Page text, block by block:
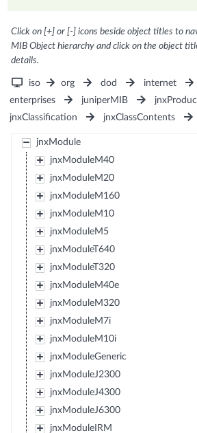
Click on [+] or [-] icons beside object titles to
MIB Object hierarchy and click on the object
details.
iso org dod internet
enterprises
juniperMIB
jnxClassification
jnxClassContents
jnxModule
jnxModuleM40
jnxModuleM20
jnxModuleM160
jnxModuleM10
jnxModuleM5
jnxModuleT640
jnxModuleT320
jnxModuleM40e
jnxModuleM320
jnxModuleM7i
jnxModuleM10i
jnxModuleGeneric
jnxModuleJ2300
jnxModuleJ4300
jnxModuleJ6300
jnxModuleIRM